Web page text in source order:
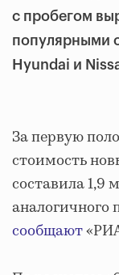
с пробегом
популярными
Hyundai и
За первую
стоимость
составила 1,9
аналогичного
сообщают